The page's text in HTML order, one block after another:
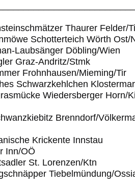
Thaurer Felder/
Schotterteich Wörth Ost/
Laubsänger Döbling/Wien
Graz-Andritz/Stmk
Frohnhausen/Mieming/Tir
Schwarzkehlchen
Wiedersberger Horn/
Brenndorf/
Krickente Innstau
Inn/OÖ
St. Lorenzen/Ktn
Tiebelmündung/